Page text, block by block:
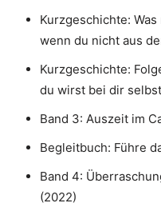
Kurzgeschichte:
wenn du nicht aus
Kurzgeschichte:
du wirst bei dir
Band 3: Auszeit im
Begleitbuch: Führe
Band 4:
(2022)